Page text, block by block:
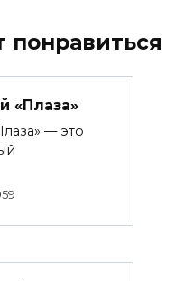
«Плаза»
— это